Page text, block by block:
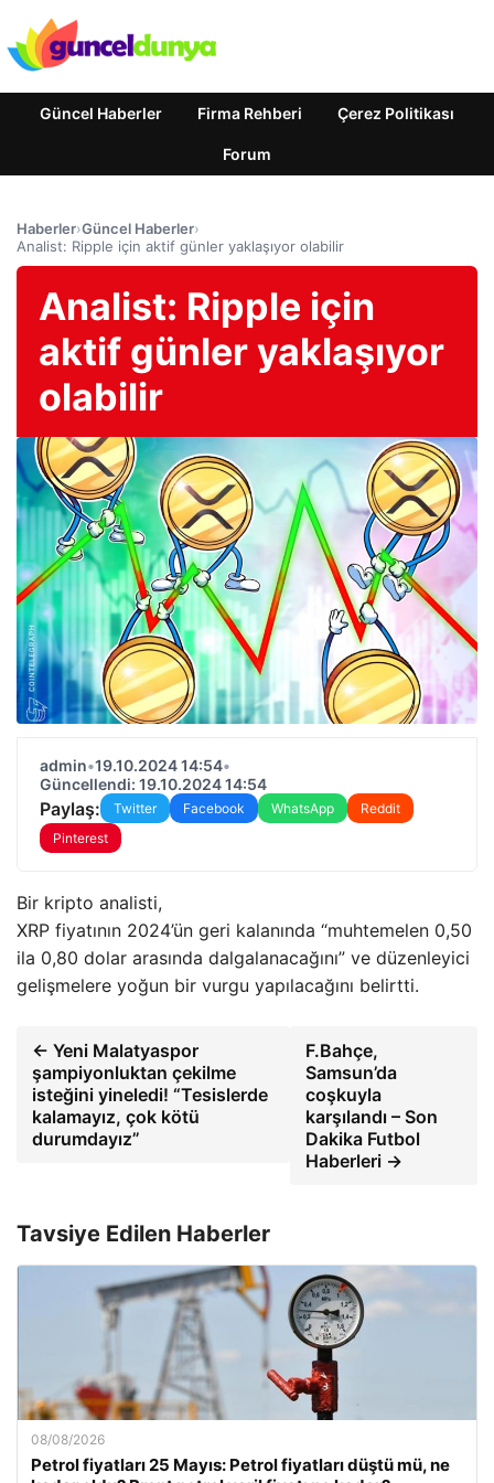
Güncel Haberler Firma Rehberi Çerez Politikası
Forum
Haberler›Güncel Haberler›
Analist: Ripple için aktif günler yaklaşıyor olabilir
Analist: Ripple için
aktif günler yaklaşıyor
olabilir
admin•19.10.2024 14:54•
Güncellendi: 19.10.2024 14:54
Paylaş: Twitter Facebook WhatsApp
Reddit
Pinterest
Bir kripto analisti,
XRP fiyatının 2024’ün geri kalanında “muhtemelen 0,50
ila 0,80 dolar arasında dalgalanacağını” ve düzenleyici
gelişmelere yoğun bir vurgu yapılacağını belirtti.
← Yeni Malatyaspor
şampiyonluktan çekilme
isteğini yineledi! “Tesislerde
kalamayız, çok kötü
durumdayız”
F.Bahçe,
Samsun’da
coşkuyla
karşılandı – Son
Dakika Futbol
Haberleri →
Tavsiye Edilen Haberler
08/08/2026
Petrol fiyatları 25 Mayıs: Petrol fiyatları düştü mü, ne